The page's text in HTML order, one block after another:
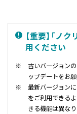
【重要】「ノ
用ください
※
古いバージョン
ップデートをお願
※
最新バージョン
をご利用できる
きる機能は異なり